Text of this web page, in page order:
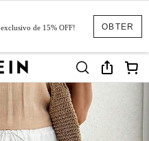
OBTER
de 15% OFF!